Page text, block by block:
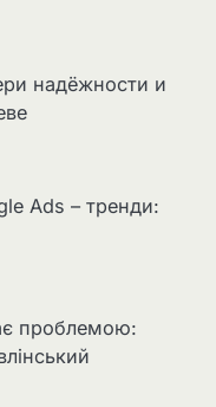
надёжности и
Ads – тренди:
проблемою: